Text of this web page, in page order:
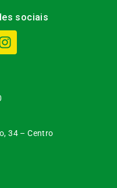
sociais
34 – Centro